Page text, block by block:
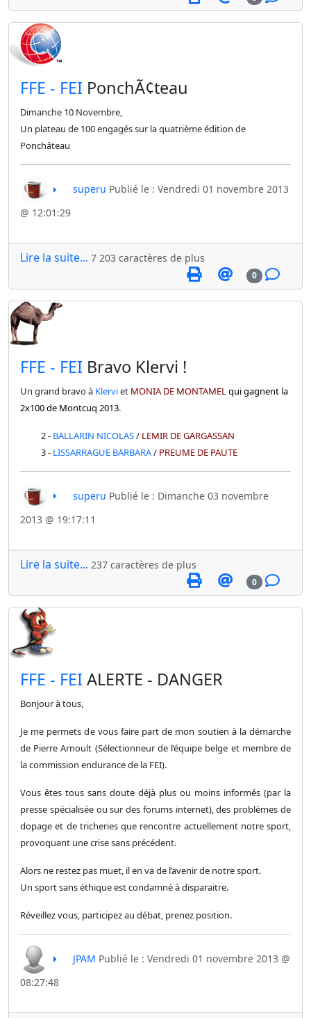
​FFE - FEI PonchÃ¢teau
Dimanche 10 Novembre,
Un plateau de 100 engagés sur la quatrième édition de
Ponchâteau
superu Publié le : Vendredi 01 novembre 2013
@ 12:01:29
Lire la suite... 7 203 caractères de plus
0
​FFE - FEI Bravo Klervi !
Un grand bravo à Klerviet MONIA DE MONTAMELqui gagnent la
2x100 de Montcuq 2013.
2 - BALLARIN NICOLAS/ LEMIR DE GARGASSAN
3 - LISSARRAGUE BARBARA/ PREUME DE PAUTE
superu Publié le : Dimanche 03 novembre
2013 @ 19:17:11
Lire la suite... 237 caractères de plus
0
​FFE - FEI ALERTE - DANGER
Bonjour à tous,
Je me permets de vous faire part de mon soutien à la démarche
de Pierre Arnoult (Sélectionneur de l’équipe belge et membre de
la commission endurance de la FEI).
Vous êtes tous sans doute déjà plus ou moins informés (par la
presse spécialisée ou sur des forums internet), des problèmes de
dopage et de tricheries que rencontre actuellement notre sport,
provoquant une crise sans précédent.
Alors ne restez pas muet, il en va de l’avenir de notre sport.
Un sport sans éthique est condamné à disparaitre.
Réveillez vous, participez au débat, prenez position.
JPAM Publié le : Vendredi 01 novembre 2013 @
08:27:48